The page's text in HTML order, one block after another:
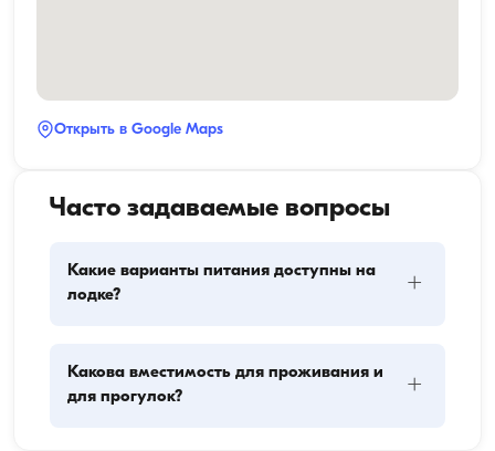
Открыть в Google Maps
Часто задаваемые вопросы
Какие варианты питания доступны на
лодке?
+
основных компонента: закупку провизии и
приготовление пищи. Гости могут сами заняться
Какова вместимость для проживания и
для прогулок?
+